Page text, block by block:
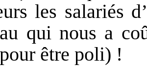
les salariés
qui nous a
être poli) !